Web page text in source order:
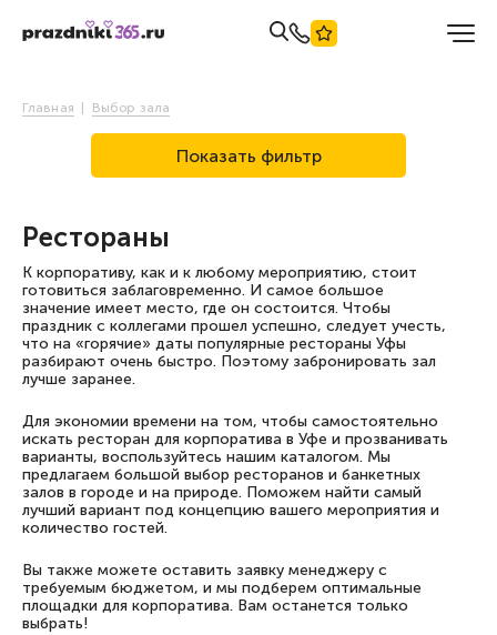
Показать фильтр
Главная Выбор зала
Рестораны
К корпоративу, как и к любому мероприятию, стоит
готовиться заблаговременно. И самое большое
значение имеет место, где он состоится. Чтобы
праздник с коллегами прошел успешно, следует учесть,
что на «горячие» даты популярные рестораны Уфы
разбирают очень быстро. Поэтому забронировать зал
лучше заранее.
Для экономии времени на том, чтобы самостоятельно
искать ресторан для корпоратива в Уфе и прозванивать
варианты, воспользуйтесь нашим каталогом. Мы
предлагаем большой выбор ресторанов и банкетных
залов в городе и на природе. Поможем найти самый
лучший вариант под концепцию вашего мероприятия и
количество гостей.
Вы также можете оставить заявку менеджеру с
требуемым бюджетом, и мы подберем оптимальные
площадки для корпоратива. Вам останется только
выбрать!